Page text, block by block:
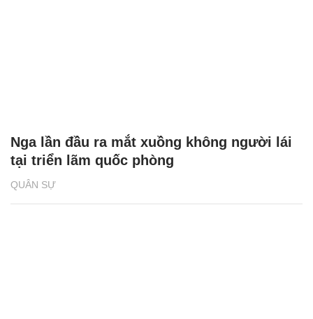
QUÂN SỰ
Nga lần đầu ra mắt xuồng không người lái
tại triển lãm quốc phòng